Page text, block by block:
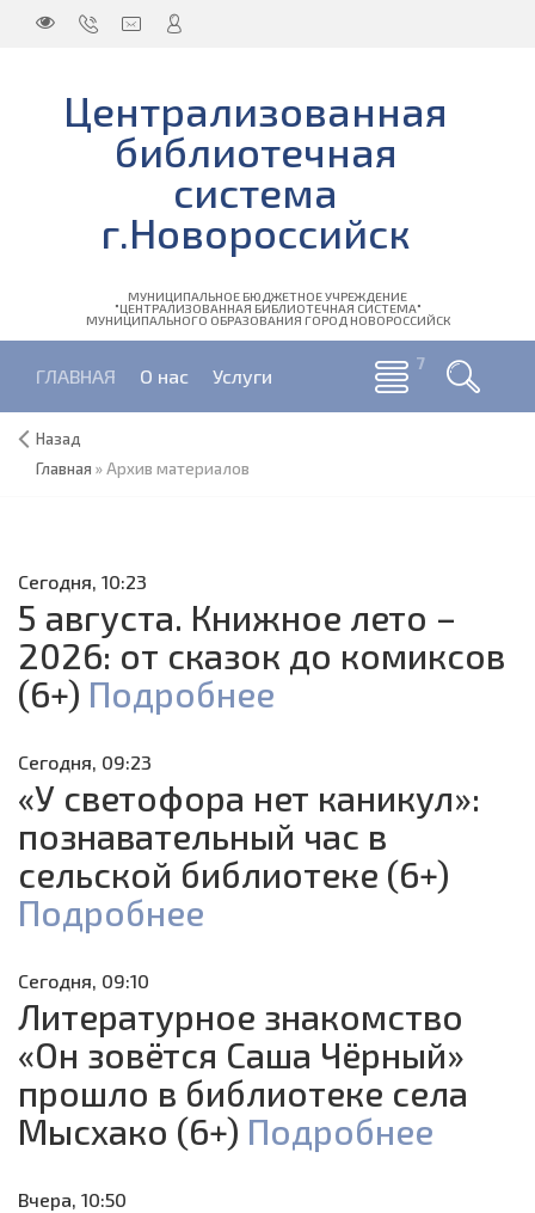
Централизованная
библиотечная
система
г.Новороссийск
МУНИЦИПАЛЬНОЕ БЮДЖЕТНОЕ УЧРЕЖДЕНИЕ
"ЦЕНТРАЛИЗОВАННАЯ БИБЛИОТЕЧНАЯ СИСТЕМА"
МУНИЦИПАЛЬНОГО ОБРАЗОВАНИЯ ГОРОД НОВОРОССИЙСК
ГЛАВНАЯ О нас Услуги
Назад
Главная »Архив материалов
Сегодня, 10:23
5 августа. Книжное лето –
2026: от сказок до комиксов
(6+) Подробнее
Сегодня, 09:23
«У светофора нет каникул»:
познавательный час в
сельской библиотеке (6+)
Подробнее
Сегодня, 09:10
Литературное знакомство
«Он зовётся Саша Чёрный»
прошло в библиотеке села
Мысхако (6+) Подробнее
Вчера, 10:50